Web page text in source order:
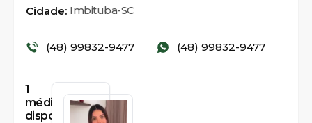
Cidade: Imbituba-SC
(48) 99832-9477 (48) 99832-9477
1
médicos
disponíveis